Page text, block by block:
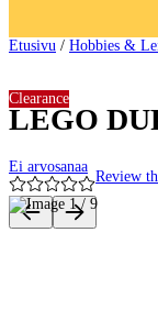
Etusivu / Hobbies &
LEGO
Ei arvosanaa
Review
Clearance
Product